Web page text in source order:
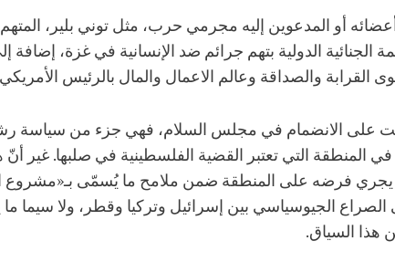
الجنائية الدولية بتهم جرائم ضد الإنسانية في غزة،
والصداقة وعالم الاعمال والمال بالرئيس
على الانضمام في مجلس السلام، فهي جزء من
في المنطقة التي تعتبر القضية الفلسطينية في صلبها.
يجري فرضه على المنطقة ضمن ملامح ما يُسمّى بـ«مشروع
الصراع الجيوسياسي بين إسرائيل وتركيا وقطر، ولا سيما
هذا السياق.